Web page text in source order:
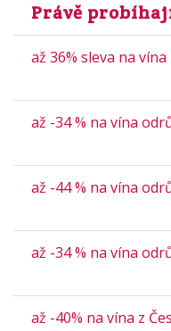
Právě
až 36% sleva na
až -34 % na vína
až -44 % na vína
až -34 % na vína
až -40% na vína z